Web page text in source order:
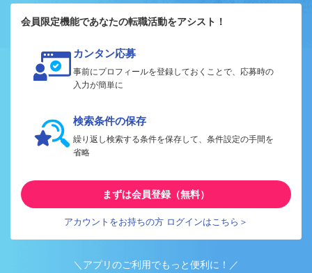
会員限定機能であなたの転職活動をアシスト！
カンタン応募
事前にプロフィールを登録しておくことで、応募時の
入力が簡単に
検索条件の保存
繰り返し検索する条件を保存して、条件設定の手間を
省略
まずは会員登録（無料）
アカウントをお持ちの方 ログインはこちら＞
＼アプリのご利用でもっと便利に！／